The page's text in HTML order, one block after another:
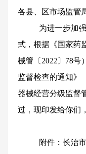
各县、区市场监管
为进一步加
式，根据《国家药
械管〔2022〕78号
监督检查的通知》
器械经营分级监督
过，现印发给你们
附件：长治